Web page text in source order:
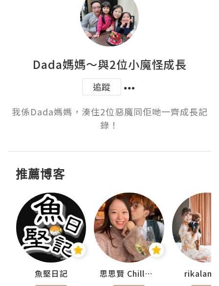
Dada媽媽～與2位小魔怪成長
追蹤
我係Dada媽媽，湊住2位惡魔同佢哋一齊成長記
錄！
推薦博客
魚堅日記 思思賢 ChillMyBabe